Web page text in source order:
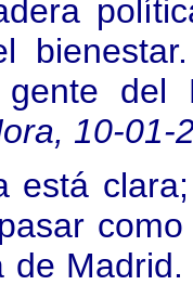
del
10-01-
está
de